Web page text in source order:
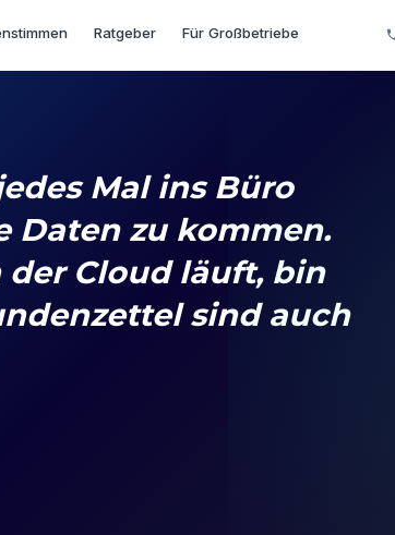
Ratgeber Für Großbetriebe
Mal ins Büro
Daten zu kommen.
Cloud läuft, bin
sind auch